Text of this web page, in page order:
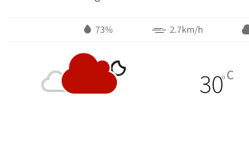
73% 2.7km/h
30°C